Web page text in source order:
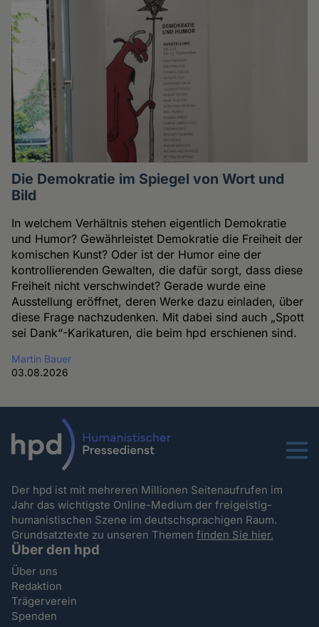
Die Demokratie im Spiegel von Wort und
Bild
In welchem Verhältnis stehen eigentlich Demokratie
und Humor? Gewährleistet Demokratie die Freiheit der
komischen Kunst? Oder ist der Humor eine der
kontrollierenden Gewalten, die dafür sorgt, dass diese
Freiheit nicht verschwindet? Gerade wurde eine
Ausstellung eröffnet, deren Werke dazu einladen, über
diese Frage nachzudenken. Mit dabei sind auch „Spott
sei Dank“-Karikaturen, die beim hpd erschienen sind.
Martin Bauer
03.08.2026
Menu
Der hpd ist mit mehreren Millionen Seitenaufrufen im
Jahr das wichtigste Online-Medium der freigeistig-
humanistischen Szene im deutschsprachigen Raum.
Grundsatztexte zu unseren Themenfinden Sie hier.
Über den hpd
Über uns
Redaktion
Trägerverein
Spenden